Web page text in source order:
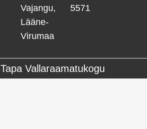
Vajangu,
Lääne-
Virumaa
5571
Tapa Vallaraamatukogu